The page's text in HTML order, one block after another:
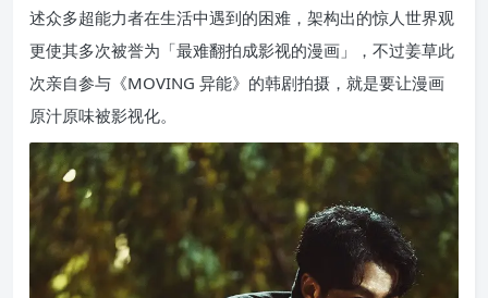
述众多超能力者在生活中遇到的困难，架构出的惊人世界观
更使其多次被誉为「最难翻拍成影视的漫画」，不过姜草此
次亲自参与《MOVING 异能》的韩剧拍摄，就是要让漫画
原汁原味被影视化。